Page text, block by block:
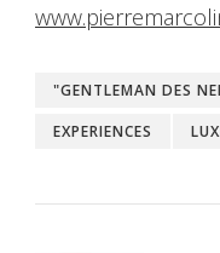
"GENTLEMAN DES
EXPERIENCES